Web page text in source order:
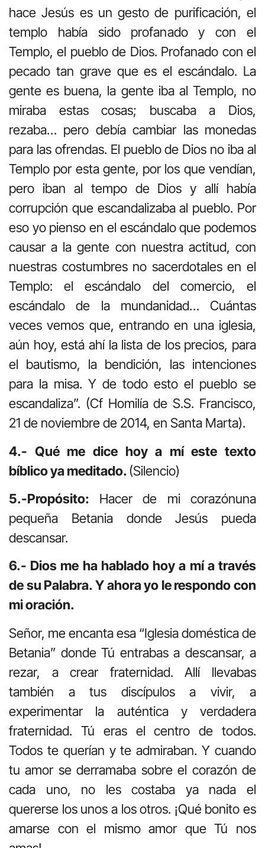
hace Jesús es un gesto de purificación, el
templo había sido profanado y con el
Templo, el pueblo de Dios. Profanado con el
pecado tan grave que es el escándalo. La
gente es buena, la gente iba al Templo, no
miraba estas cosas; buscaba a Dios,
rezaba… pero debía cambiar las monedas
para las ofrendas. El pueblo de Dios no iba al
Templo por esta gente, por los que vendían,
pero iban al tempo de Dios y allí había
corrupción que escandalizaba al pueblo. Por
eso yo pienso en el escándalo que podemos
causar a la gente con nuestra actitud, con
nuestras costumbres no sacerdotales en el
Templo: el escándalo del comercio, el
escándalo de la mundanidad… Cuántas
veces vemos que, entrando en una iglesia,
aún hoy, está ahí la lista de los precios, para
el bautismo, la bendición, las intenciones
para la misa. Y de todo esto el pueblo se
escandaliza”. (Cf Homilía de S.S. Francisco,
21 de noviembre de 2014, en Santa Marta).
4.- Qué me dice hoy a mí este texto
bíblico ya meditado.(Silencio)
5.-Propósito: Hacer de mi corazónuna
pequeña Betania donde Jesús pueda
descansar.
6.- Dios me ha hablado hoy a mí a través
de su Palabra. Y ahora yo le respondo con
mi oración.
Señor, me encanta esa “Iglesia doméstica de
Betania” donde Tú entrabas a descansar, a
rezar, a crear fraternidad. Allí llevabas
también a tus discípulos a vivir, a
experimentar la auténtica y verdadera
fraternidad. Tú eras el centro de todos.
Todos te querían y te admiraban. Y cuando
tu amor se derramaba sobre el corazón de
cada uno, no les costaba ya nada el
quererse los unos a los otros. ¡Qué bonito es
amarse con el mismo amor que Tú nos